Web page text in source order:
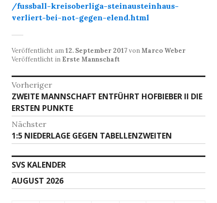
/fussball-kreisoberliga-steinausteinhaus-
verliert-bei-not-gegen-elend.html
Veröffentlicht am12. September 2017vonMarco Weber
Veröffentlicht in Erste Mannschaft
Beitragsnavigation
Vorheriger
Vorheriger
Beitrag:
ZWEITE MANNSCHAFT ENTFÜHRT HOFBIEBER II DIE
ERSTEN PUNKTE
Nächster
Nächster
Beitrag:
1:5 NIEDERLAGE GEGEN TABELLENZWEITEN
SVS KALENDER
AUGUST 2026